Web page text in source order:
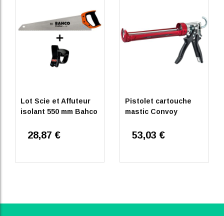
Lot Scie et Affuteur
isolant 550 mm Bahco
28,87 €
Pistolet cartouche
mastic Convoy
53,03 €